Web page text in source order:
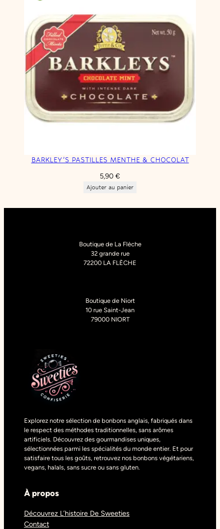
BARKLEY’S PASTILLES MENTHE & CHOCOLAT
5,90 €
Ajouter au panier
Boutique de La Flèche
32 grande rue
72200 LA FLÈCHE
Boutique de Niort
10 rue Saint-Jean
79000 NIORT
Explorez notre sélection de bonbons anglais, fabriqués dans
le respect des méthodes traditionnelles, sans arômes
artificiels. Découvrez des gourmandises uniques,
sélectionnées parmi les spécialités du monde entier. Et pour
satisfaire tous les goûts, retrouvez nos bonbons végétariens,
vegans, halals, sans sucre ou sans gluten.
À propos
Découvrez L’histoire De Sweeties
Contact